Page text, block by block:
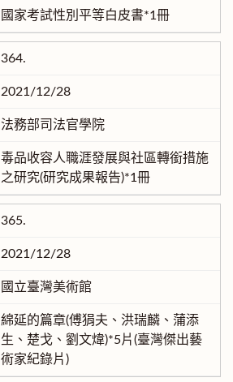
國家考試性別平等白皮書*1冊
364.
2021/12/28
法務部司法官學院
毒品收容人職涯發展與社區轉銜措施
之研究(研究成果報告)*1冊
365.
2021/12/28
國立臺灣美術館
綿延的篇章(傅狷夫、洪瑞麟、蒲添
生、楚戈、劉文煒)*5片(臺灣傑出藝
術家紀錄片)